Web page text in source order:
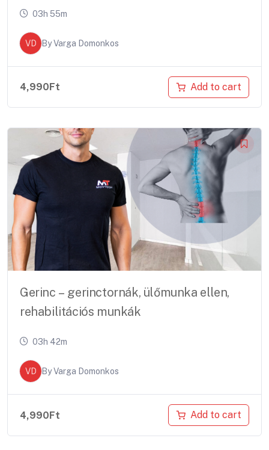
03h 55m
VD ByVarga Domonkos
4,990 Ft Add to cart
Gerinc – gerinctornák, ülőmunka ellen,
rehabilitációs munkák
03h 42m
VD ByVarga Domonkos
4,990Ft Add to cart